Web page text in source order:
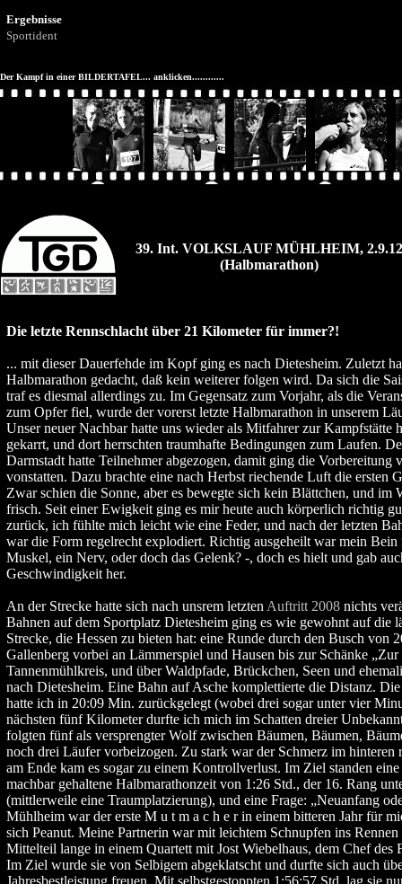
Ergebnisse
Sportident
Der Kampf in einer BILDERTAFEL... anklicken............
39. Int. VOLKSLAUF MÜHLHEIM, 2.9.12
(Halbmarathon)
Die letzte Rennschlacht über 21 Kilometer für immer?!
... mit dieser Dauerfehde im Kopf ging es nach Dietesheim. Zuletzt
Halbmarathon gedacht, daß kein weiterer folgen wird. Da sich die
traf es diesmal allerdings zu. Im Gegensatz zum Vorjahr, als die
zum Opfer fiel, wurde der vorerst letzte Halbmarathon in unserem
Unser neuer Nachbar hatte uns wieder als Mitfahrer zur Kampfstätte
gekarrt, und dort herrschten traumhafte Bedingungen zum Laufen.
Darmstadt hatte Teilnehmer abgezogen, damit ging die Vorbereitung
vonstatten. Dazu brachte eine nach Herbst riechende Luft die ersten
Zwar schien die Sonne, aber es bewegte sich kein Blättchen, und im
frisch. Seit einer Ewigkeit ging es mir heute auch körperlich richtig
zurück, ich fühlte mich leicht wie eine Feder, und nach der letzten
war die Form regelrecht explodiert. Richtig ausgeheilt war mein Bein
Muskel, ein Nerv, oder doch das Gelenk? -, doch es hielt und gab
Geschwindigkeit her.
An der Strecke hatte sich nach unsrem letzten Auftritt 2008 nichts
Bahnen auf dem Sportplatz Dietesheim ging es wie gewohnt auf die
Strecke, die Hessen zu bieten hat: eine Runde durch den Busch von
Gallenberg vorbei an Lämmerspiel und Hausen bis zur Schänke
Tannenmühlkreis, und über Waldpfade, Brückchen, Seen und
nach Dietesheim. Eine Bahn auf Asche komplettierte die Distanz.
hatte ich in 20:09 Min. zurückgelegt (wobei drei sogar unter vier
nächsten fünf Kilometer durfte ich mich im Schatten dreier
folgten fünf als versprengter Wolf zwischen Bäumen, Bäumen,
noch drei Läufer vorbeizogen. Zu stark war der Schmerz im hinteren
am Ende kam es sogar zu einem Kontrollverlust. Im Ziel standen
machbar gehaltene Halbmarathonzeit von 1:26 Std., der 16. Rang
(mittlerweile eine Traumplatzierung), und eine Frage: „Neuanfang
Mühlheim war der erste M u t m a c h e r in einem bitteren Jahr für
sich Peanut. Meine Partnerin war mit leichtem Schnupfen ins
Mittelteil lange in einem Quartett mit Jost Wiebelhaus, dem Chef des
Im Ziel wurde sie von Selbigem abgeklatscht und durfte sich auch
Jahresbestleistung freuen. Mit selbstgestoppten 1:56:57 Std. lag sie